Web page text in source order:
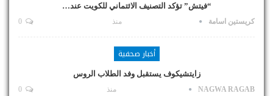
“فيتش” تؤكد التصنيف الائتماني للكويت عند…
كريستين اسامة منذ
أخبار صحفية
زايتشيكوف يستقبل وفد الطلاب الروس
NAGWA RAGAB منذ